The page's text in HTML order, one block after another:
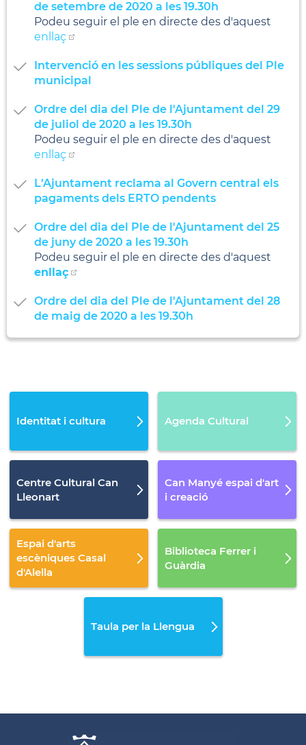
de setembre de 2020 a les 19.30h
Podeu seguir el ple en directe des d'aquest
enllaç
Intervenció en les sessions públiques del Ple
municipal
Ordre del dia del Ple de l'Ajuntament del 29
de juliol de 2020 a les 19.30h
Podeu seguir el ple en directe des d'aquest
enllaç
L'Ajuntament reclama al Govern central els
pagaments dels ERTO pendents
Ordre del dia del Ple de l'Ajuntament del 25
de juny de 2020 a les 19.30h
Podeu seguir el ple en directe des d'aquest
enllaç
Ordre del dia del Ple de l'Ajuntament del 28
de maig de 2020 a les 19.30h
Identitat i cultura Agenda Cultural
Centre Cultural Can
Lleonart
Can Manyé espai d'art
i creació
Espai d'arts
escèniques Casal
d'Alella
Biblioteca Ferrer i
Guàrdia
Taula per la Llengua